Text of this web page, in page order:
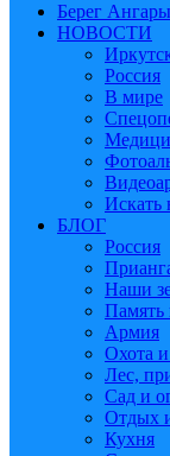
Берег Ангары
НОВОСТИ
Россия
В мире
Искать
БЛОГ
Россия
Наши
Память
Армия
Охота
Лес,
Сад и
Отдых
Кухня